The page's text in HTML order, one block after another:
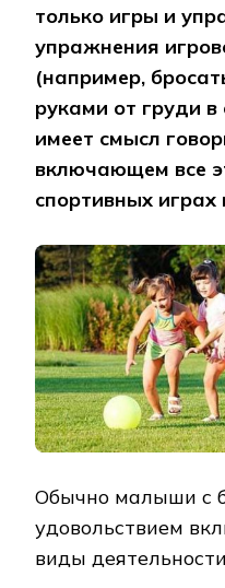
только игры и
упражнения
(например,
руками от груди в
имеет смысл
включающем все
спортивных
Обычно малыши с
удовольствием
виды деятельности